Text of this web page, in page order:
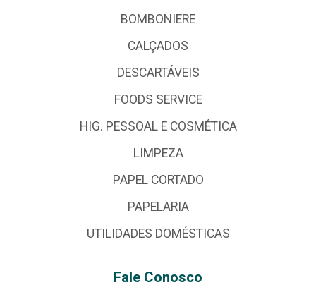
BOMBONIERE
CALÇADOS
DESCARTÁVEIS
FOODS SERVICE
HIG. PESSOAL E COSMÉTICA
LIMPEZA
PAPEL CORTADO
PAPELARIA
UTILIDADES DOMÉSTICAS
Fale Conosco